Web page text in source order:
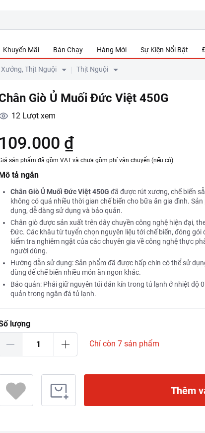
Khuyến Mãi Bán Chạy Hàng Mới Sự Kiện Nổi Bật
Thịt Nguội Thịt Nguội
Giò Ủ Muối Đức Việt 450G
12 Lượt xem
109.000 ₫
sản phẩm đã gồm VAT và chưa gồm phí vận chuyển (nếu có)
tả ngắn
Chân Giò Ủ Muối Đức Việt 450G đã được rút xương, chế biến
không có quá nhiều thời gian chế biến cho bữa ăn gia đình.
dụng, dễ dàng sử dụng và bảo quản.
Chân giò được sản xuất trên dây chuyền công nghệ hiện đại,
Đức. Các khâu từ tuyển chọn nguyên liệu tới chế biến, đóng
kiểm tra nghiêm ngặt của các chuyên gia về công nghệ thực
người dùng.
Hướng dẫn sử dụng: Sản phẩm đã được hấp chín có thể sử
dùng để chế biến nhiều món ăn ngon khác.
Bảo quản: Phải giữ nguyên túi dán kín trong tủ lạnh ở nhiệt độ
quản trong ngăn đá tủ lạnh.
lượng
Chỉ còn 7 sản phẩm
Thêm